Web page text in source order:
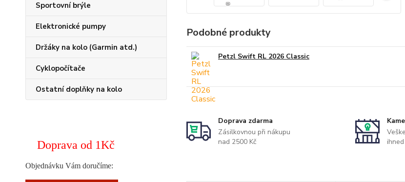
Sportovní brýle
Elektronické pumpy
Držáky na kolo (Garmin atd.)
Cyklopočítače
Ostatní doplňky na kolo
Doprava od 1Kč
Objednávku Vám doručíme:
Podobné produkty
Petzl Swift RL 2026 Classic
Doprava zdarma
Zásilkovnou při nákupu
nad 2500 Kč